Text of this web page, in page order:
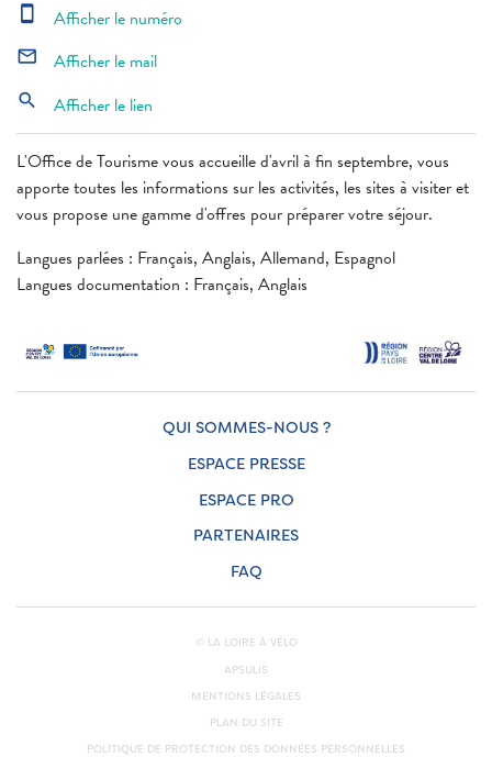
L'Office de Tourisme vous accueille d'avril à fin septembre, vous
apporte toutes les informations sur les activités, les sites à visiter et
vous propose une gamme d'offres pour préparer votre séjour.
Langues parlées : Français, Anglais, Allemand, Espagnol
Langues documentation : Français, Anglais
smartphone Afficher le numéro
mail_outline Afficher le mail
search Afficher le lien
QUI SOMMES-NOUS ?
ESPACE PRESSE
ESPACE PRO
PARTENAIRES
FAQ
© LA LOIRE À VÉLO
APSULIS
MENTIONS LÉGALES
PLAN DU SITE
POLITIQUE DE PROTECTION DES DONNÉES PERSONNELLES